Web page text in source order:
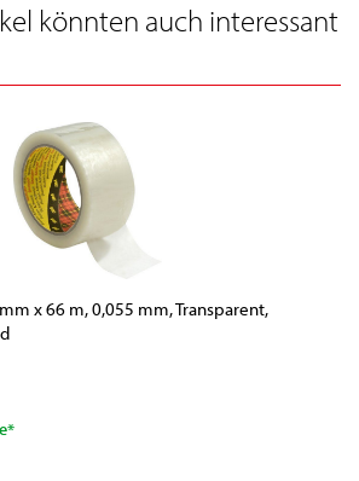
könnten auch interessant
x 66 m, 0,055 mm, Transparent,